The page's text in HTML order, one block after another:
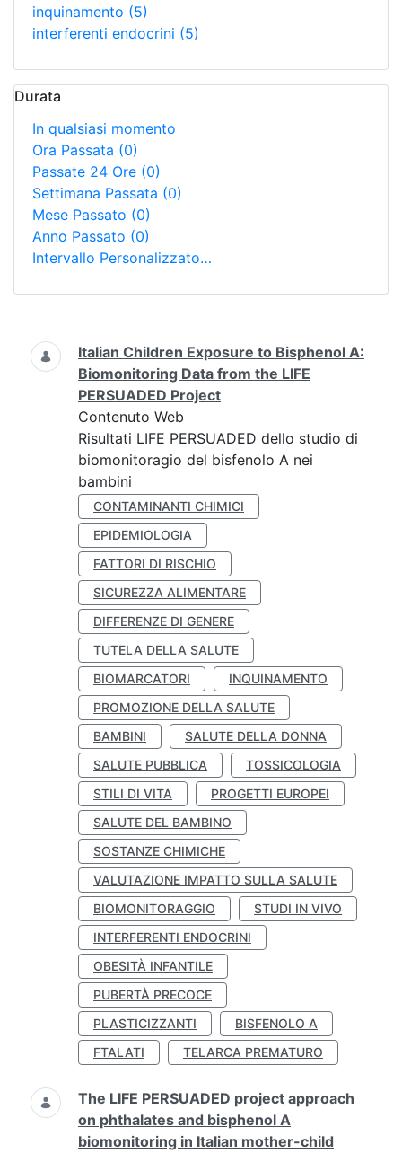
inquinamento (5)
interferenti endocrini (5)
Durata
In qualsiasi momento
Ora Passata (0)
Passate 24 Ore (0)
Settimana Passata (0)
Mese Passato (0)
Anno Passato (0)
Intervallo Personalizzato…
Ricerca
Italian Children Exposure to Bisphenol A:
Biomonitoring Data from the LIFE
PERSUADED Project
Contenuto Web
Risultati LIFE PERSUADED dello studio di
biomonitoragio del bisfenolo A nei
bambini
CONTAMINANTI CHIMICI
EPIDEMIOLOGIA
FATTORI DI RISCHIO
SICUREZZA ALIMENTARE
DIFFERENZE DI GENERE
TUTELA DELLA SALUTE
BIOMARCATORI
INQUINAMENTO
PROMOZIONE DELLA SALUTE
BAMBINI
SALUTE DELLA DONNA
SALUTE PUBBLICA
TOSSICOLOGIA
STILI DI VITA
PROGETTI EUROPEI
SALUTE DEL BAMBINO
SOSTANZE CHIMICHE
VALUTAZIONE IMPATTO SULLA SALUTE
BIOMONITORAGGIO
STUDI IN VIVO
INTERFERENTI ENDOCRINI
OBESITÀ INFANTILE
PUBERTÀ PRECOCE
PLASTICIZZANTI
BISFENOLO A
FTALATI
TELARCA PREMATURO
The LIFE PERSUADED project approach
on phthalates and bisphenol A
biomonitoring in Italian mother-child